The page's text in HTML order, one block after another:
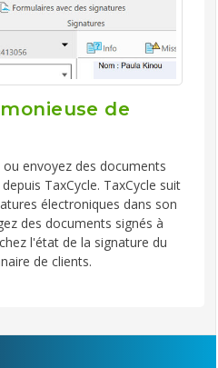
de
envoyez des documents
TaxCycle. TaxCycle suit
électroniques dans son
des documents signés à
l'état de la signature du
de clients.